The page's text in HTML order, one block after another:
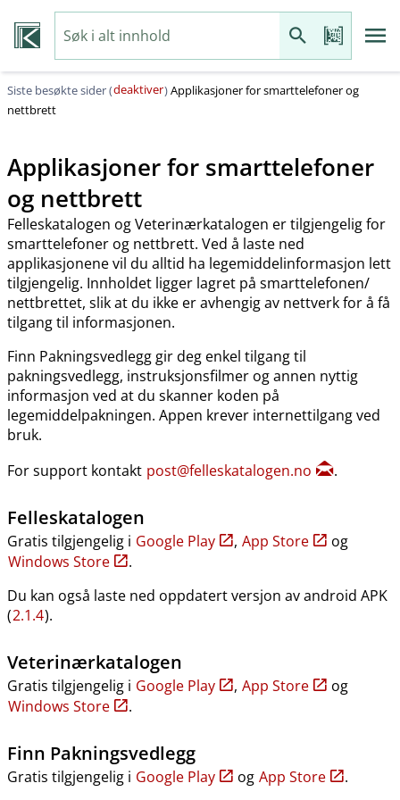
Siste besøkte sider (deaktiver)Applikasjoner for smarttelefoner og
nettbrett
Applikasjoner for smarttelefoner
og nettbrett
Felleskatalogen og Veterinærkatalogen er tilgjengelig for
smarttelefoner og nettbrett. Ved å laste ned
applikasjonene vil du alltid ha legemiddelinformasjon lett
tilgjengelig. Innholdet ligger lagret på smarttelefonen​/​
nettbrettet, slik at du ikke er avhengig av nettverk for å få
tilgang til informasjonen.
Finn Pakningsvedlegg gir deg enkel tilgang til
pakningsvedlegg, instruksjonsfilmer og annen nyttig
informasjon ved at du skanner koden på
legemiddelpakningen. Appen krever internettilgang ved
bruk.
For support kontakt post@felleskatalogen.no .
Felleskatalogen
Gratis tilgjengelig i Google Play , App Store
og
Windows Store
.
Du kan også laste ned oppdatert versjon av android APK
(2.1.4).
Veterinærkatalogen
Gratis tilgjengelig i Google Play , App Store
og
Windows Store
.
Finn Pakningsvedlegg
Gratis tilgjengelig i Google Play og App Store .